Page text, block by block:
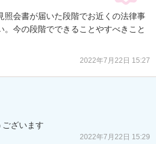
照会書が届いた段階でお近くの法律事
今の段階でできることやすべきこと
2022年7月22日 15:27
ざいます
2022年7月22日 15:29